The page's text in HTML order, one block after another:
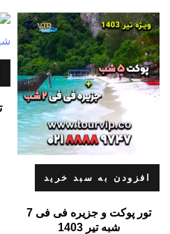
افزودن به سبد خرید
تور پوکت و جزیره فی فی 7
شبه تیر 1403